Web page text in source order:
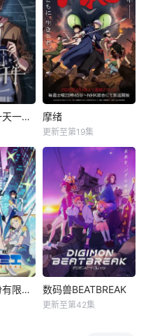
我被困在同一天一千年动态漫 摩绪
更新至第19集
魔法光源股份有限公司第二季 数码兽BEATBREAK
更新至第42集